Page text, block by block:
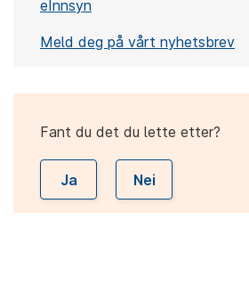
eInnsyn
Meld deg på vårt nyhetsbrev
Fant du det du lette etter?
Ja Nei